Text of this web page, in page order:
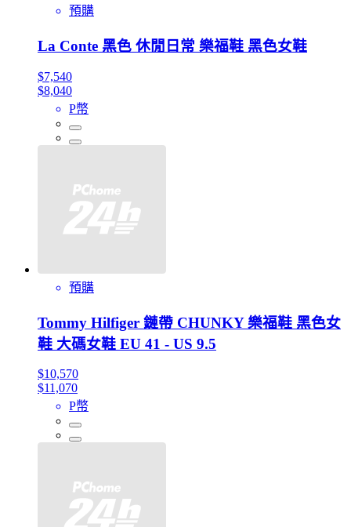
預購
La Conte 黑色 休閒日常 樂福鞋 黑色女鞋
$7,540
$8,040
P幣
預購
Tommy Hilfiger 鏈帶 CHUNKY 樂福鞋 黑色女
鞋 大碼女鞋 EU 41 - US 9.5
$10,570
$11,070
P幣